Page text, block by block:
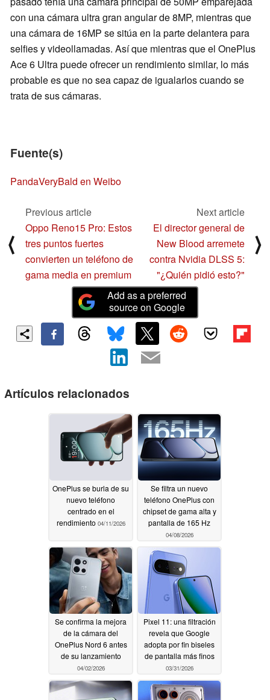
con una cámara ultra gran angular de 8MP, mientras que
una cámara de 16MP se sitúa en la parte delantera para
selfies y videollamadas. Así que mientras que el OnePlus
Ace 6 Ultra puede ofrecer un rendimiento similar, lo más
probable es que no sea capaz de igualarlos cuando se
trata de sus cámaras.
Fuente(s)
PandaVeryBald en Weibo
⟨
Previous article
Oppo Reno15 Pro: Estos
tres puntos fuertes
convierten un teléfono de
gama media en premium
Next article
El director general de
New Blood arremete
contra Nvidia DLSS 5:
"¿Quién pidió esto?"
⟩
Add as a preferred
source on Google
Artículos relacionados
OnePlus se burla de su
nuevo teléfono
centrado en el
rendimiento 04/11/2026
Se filtra un nuevo
teléfono OnePlus con
chipset de gama alta y
pantalla de 165 Hz
04/08/2026
Se confirma la mejora
de la cámara del
OnePlus Nord 6 antes
de su lanzamiento
04/02/2026
Pixel 11: una filtración
revela que Google
adopta por fin biseles
de pantalla más finos
03/31/2026